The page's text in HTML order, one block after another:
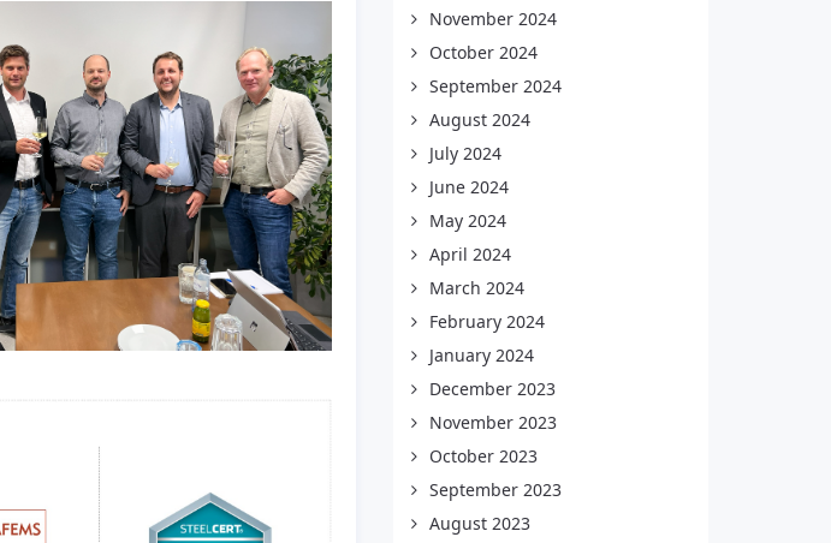
November 2024
October 2024
September 2024
August 2024
July 2024
June 2024
May 2024
April 2024
March 2024
February 2024
January 2024
December 2023
November 2023
October 2023
September 2023
August 2023